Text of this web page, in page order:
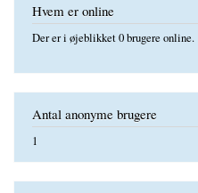
Hvem er online
Der er i øjeblikket 0 brugere online.
Antal anonyme brugere
1